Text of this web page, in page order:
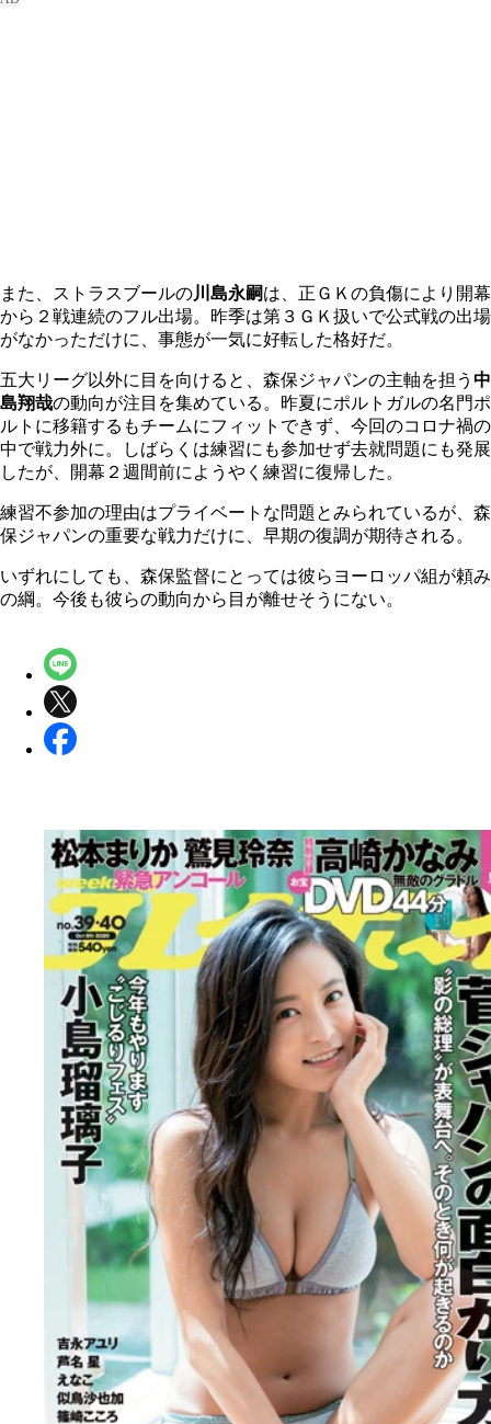
また、ストラスブールの川島永嗣は、正ＧＫの負傷により開幕
から２戦連続のフル出場。昨季は第３ＧＫ扱いで公式戦の出場
がなかっただけに、事態が一気に好転した格好だ。
五大リーグ以外に目を向けると、森保ジャパンの主軸を担う 中
島翔哉の動向が注目を集めている。昨夏にポルトガルの名門ポ
ルトに移籍するもチームにフィットできず、今回のコロナ禍の
中で戦力外に。しばらくは練習にも参加せず去就問題にも発展
したが、開幕２週間前にようやく練習に復帰した。
練習不参加の理由はプライベートな問題とみられているが、森
保ジャパンの重要な戦力だけに、早期の復調が期待される。
いずれにしても、森保監督にとっては彼らヨーロッパ組が頼み
の綱。今後も彼らの動向から目が離せそうにない。